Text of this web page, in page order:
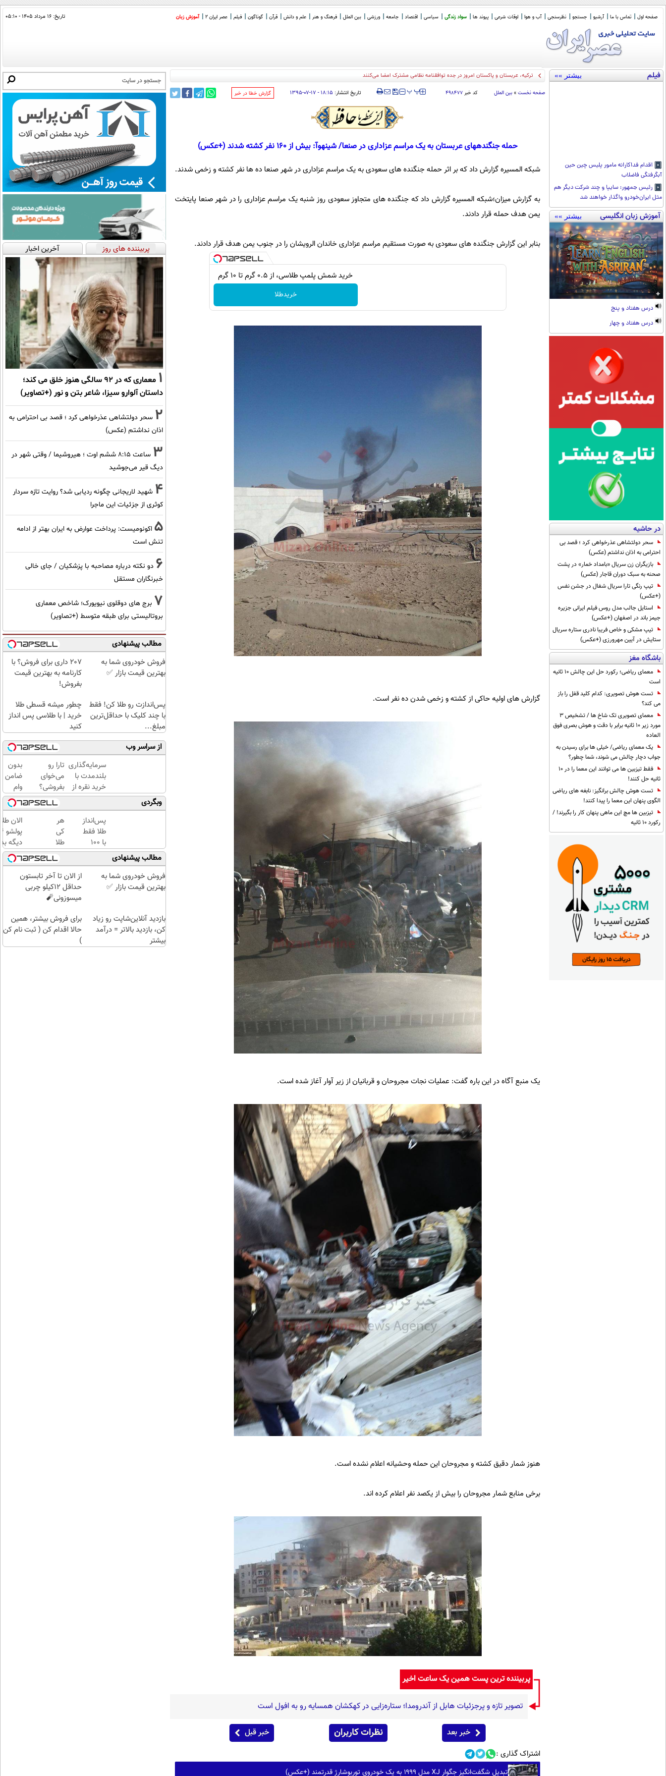
صفحه اول تماس با ما آرشیو جستجو نظرسنجی آب و هوا اوقات شرعی پیوند ها سواد زندگی سیاسی اقتصاد جامعه ورزشی بین الملل فرهنگ و هنر علم و دانش قرآن گوناگون فیلم عصر ایران 2 آموزش زبان تاریخ: ۱۶ مرداد ۱۴۰۵ - ۰۵:۱۰
فیلم بیشتر »»
اقدام فداکارانه مامور پلیس چین حین
آبگرفتگی فاضلاب
رئیس جمهور: سایپا و چند شرکت دیگر هم
مثل ایران‌خودرو واگذار خواهند شد
آموزش زبان انگلیسی بیشتر »»
درس هفتاد و پنج
درس هفتاد و چهار
در حاشیه
سحر دولتشاهی عذرخواهی کرد ؛ قصد بی
احترامی به اذان نداشتم (عکس)
بازیگران زن سریال «بامداد خمار» در پشت
صحنه به سبک دوران قاجار (عکس)
تیپ رنگی تارا سریال شغال در جشن نفس
(+عکس)
استایل جالب مدل روس فیلم ایرانی جزیره
جیمز باند در اصفهان (+عکس)
تیپ مشکی و خاص فریبا نادری ستاره سریال
ستایش در آیین مهرورزی (+عکس)
باشگاه مغز
معمای ریاضی؛ رکورد حل این چالش 10 ثانیه
است
تست هوش تصویری: کدام کلید قفل را باز
می کند؟
معمای تصویری تک شاخ ها / تشخیص 3
مورد زیر 10 ثانیه برابر با دقت و هوش بصری فوق
العاده
یک معمای ریاضی/ خیلی ها برای رسیدن به
جواب دچار چالش می شوند، شما چطور؟
فقط تیزبین ها می توانند این معما را در 10
ثانیه حل کنند!
تست هوش چالش برانگیز: نابغه های ریاضی
الگوی پنهان این معما را پیدا کنند!
تیزبین ها مچ این ماهی پنهان کار را بگیرند! /
رکورد 10 ثانیه
اکونوم _
صفحه نخست » بین الملل کد خبر ۴۹۸۴۷۷ ‍‍‍ پ پ تاریخ انتشار: ۱۸:۱۵ - ۱۷-۰۷-۱۳۹۵ ‌گزارش خطا در خبر
حمله جنگنده‎های عربستان به یک مراسم عزاداری در صنعا/ شینهوآ: بیش از 160 نفر کشته شدند (+عکس)
شبکه المسیره گزارش داد که بر اثر حمله جنگنده های سعودی به یک مراسم عزاداری در شهر صنعا ده ها نفر کشته و زخمی شدند.
به گزارش میزان؛شبکه المسیره گزارش داد که جنگنده های متجاوز سعودی روز شنبه یک مراسم عزاداری را در شهر صنعا پایتخت
یمن هدف حمله قرار دادند.
بنابر این گزارش جنگنده های سعودی به صورت مستقیم مراسم عزاداری خاندان الرویشان را در جنوب یمن هدف قرار دادند.
خرید شمش پلمپ طلاسی، از ۰.۵ گرم تا ۱۰ گرم
خریدطلا
گزارش های اولیه حاکی از کشته و زخمی شدن ده نفر است.
یک منبع آگاه در این باره گفت: عملیات نجات مجروحان و قربانیان از زیر آوار آغاز شده است.
هنوز شمار دقیق کشته و مجروحان این حمله وحشیانه اعلام نشده است.
برخی منابع شمار مجروحان را بیش از یکصد نفر اعلام کرده اند.
پربیننده ترین پست همین یک ساعت اخیر
تصویر تازه و پرجزئیات هابل از آندرومدا؛ ستاره‌زایی در کهکشان همسایه رو به افول است
خبر بعد نظرات کاربران خبر قبل
اشتراک گذاری :
تبدیل شگفت‌انگیز جگوار XJ مدل ۱۹۹۹ به یک خودروی توربوشارژ قدرتمند (+عکس)
پربیننده های روز آخرین اخبار
1
معماری که در 92 سالگی هنوز خلق می کند؛
داستان آلوارو سیزا، شاعر بتن و نور (+تصاویر)
2 سحر دولتشاهی عذرخواهی کرد ؛ قصد بی احترامی به
اذان نداشتم (عکس)
3
ساعت ۸:۱۵ ششم اوت ؛ هیروشیما / وقتی شهر در
دیگ قیر می‌جوشید
4 شهید لاریجانی چگونه ردیابی شد؟ روایت تازه سردار
کوثری از جزئیات این ماجرا
5 اکونومیست: پرداخت عوارض به ایران بهتر از ادامه
تنش است
6 دو نکته درباره مصاحبه با پزشکیان / جای خالی
خبرنگاران مستقل
7 برج های دوقلوی نیویورک؛ شاخص معماری
بروتالیستی برای طبقه متوسط (+تصاویر)
مطالب پیشنهادی
فروش خودروی شما به
بهترین قیمت بازار ✅
207 داری برای فروش؟ با
کارنامه به بهترین قیمت
بفروش!
پس‌اندازت رو طلا کن! فقط
با چند کلیک با حداقل‌ترین
مبلغ...
چطور میشه قسطی طلا
خرید | با طلاسی پس انداز
کنید
از سراسر وب
سرمایه‌گذاری
بلندمدت با
خرید نقره از
دیجی‌کالا
تارا رو
می‌خوای
بفروشی؟
با
خودرو۴۵
یک‌روزه
بفروشش
بدون
ضامن
وام
بگیر،
طلا
بخر
😍
وبگردی
پس‌انداز
طلا فقط
با ۱۰۰
هزارتومان
(امن و
راحت)
هر
کی
طلا
داره،
غم
نداره!
😊💎
(خرید
چند
کلیک)
الان
دیگه
طلا با
بی‌بهره
مطالب پیشنهادی
فروش خودروی شما به
بهترین قیمت بازار ✅
از الان تا آخر تابستون
حداقل 12کیلو چربی
میسوزونی🧨
بازدید آنلاین‌شاپت رو زیاد
کن، بازدید بالاتر = درآمد
بیشتر
برای فروش بیشتر، همین
حالا اقدام کن ( ثبت نام کن
)